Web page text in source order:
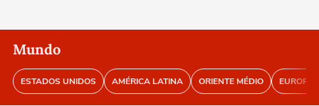
Mundo
ESTADOS UNIDOS AMÉRICA LATINA ORIENTE MÉDIO EUROPA